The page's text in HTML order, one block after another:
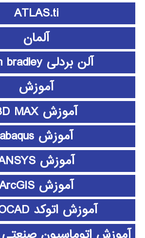
ATLAS.ti
آلمان
آلن بردلی Allen bradley
آموزش
آموزش 3D MAX
آموزش abaqus
آموزش ANSYS
آموزش ArcGIS
آموزش اتوکد AUTOCAD